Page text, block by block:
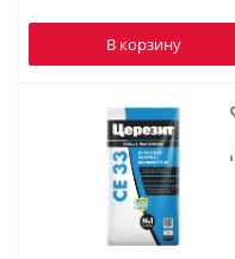
В корзину